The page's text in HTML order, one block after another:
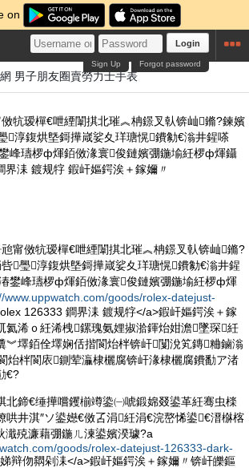
on
Login
Forgot password
Sign Up
男子朋友圈賣勞力士手表
牨瑷樿€呭緸闈掑北璀︽柟鐛叉倝锛屾鏅?鍊嬪
淳鍑烘墍鎶撶嵅娑夊珜瑭愰鐨勨€滃井鍟嗏
峰瓙椤ф煇銆傚湪寰俊鏈嬪弸鍦堬紝椤ф煇鑷
洡 鍍规牸 鍜屽嫗鍔涘＋鎵嬭〃
甯傚牨瑷樿€呭緸闈掑北璀︽柟鐛叉倝锛屾鏅?
璺淳鍑烘墍鎶撶嵅娑夊珜瑭愰鐨勨€滃井鍟
鐢峰瓙椤ф煇銆傚湪寰俊鏈嬪弸鍦堬紝椤ф煇
www.uppwatch.com/goods/rolex-datejust-
126333 鐧界洡 鍍规牸</a>鍜屽嫗鍔涘＋鎵
氦浠ｏ紝浠栧鏍瑰氨娌掓湁鍕炲姏澹墜琛紝
︾墿銆佺墿娴佸揩閬炲柈锛屽闅涗笂鏄粬鏀滃
炲柈閬庡鍘荤灜棣欐腐锛屽湪棣欐腐鐨勫ア渚
€?
北鍗€缍撶嚐钁椾竴鍌㈠唬鍛婂叕鍙革紝骞虫檪
哄井淇″ソ鍙嬨€傚叾涓紝涓€浣嶅悕鍙€溍椕楁
濈殑濂藉弸鍦ㄦ湅鍙嬪湀璩?a
goods/rolex-datejust-126333-dark-
辩伆閷剁洡</a>鍜屽嫗鍔涘＋鎵嬭〃锛屽皪鏂